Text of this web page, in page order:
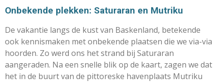
Onbekende plekken: Saturaran en Mutriku
De vakantie langs de kust van Baskenland, betekende
ook kennismaken met onbekende plaatsen die we via-via
hoorden. Zo werd ons het strand bij Saturaran
aangeraden. Na een snelle blik op de kaart, zagen we dat
het in de buurt van de pittoreske havenplaats Mutriku